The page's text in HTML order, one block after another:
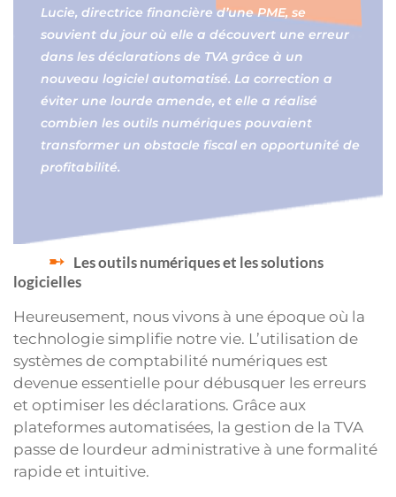
Lucie, directrice financière d’une PME, se
souvient du jour où elle a découvert une erreur
dans les déclarations de TVA grâce à un
nouveau logiciel automatisé. La correction a
éviter une lourde amende, et elle a réalisé
combien les outils numériques pouvaient
transformer un obstacle fiscal en opportunité de
profitabilité.
Les outils numériques et les solutions
logicielles
Heureusement, nous vivons à une époque où la
technologie simplifie notre vie. L’utilisation de
systèmes de comptabilité numériques est
devenue essentielle pour débusquer les erreurs
et optimiser les déclarations. Grâce aux
plateformes automatisées, la gestion de la TVA
passe de lourdeur administrative à une formalité
rapide et intuitive.